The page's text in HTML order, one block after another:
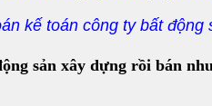
kế toán công ty bất động
sản xây dựng rồi bán